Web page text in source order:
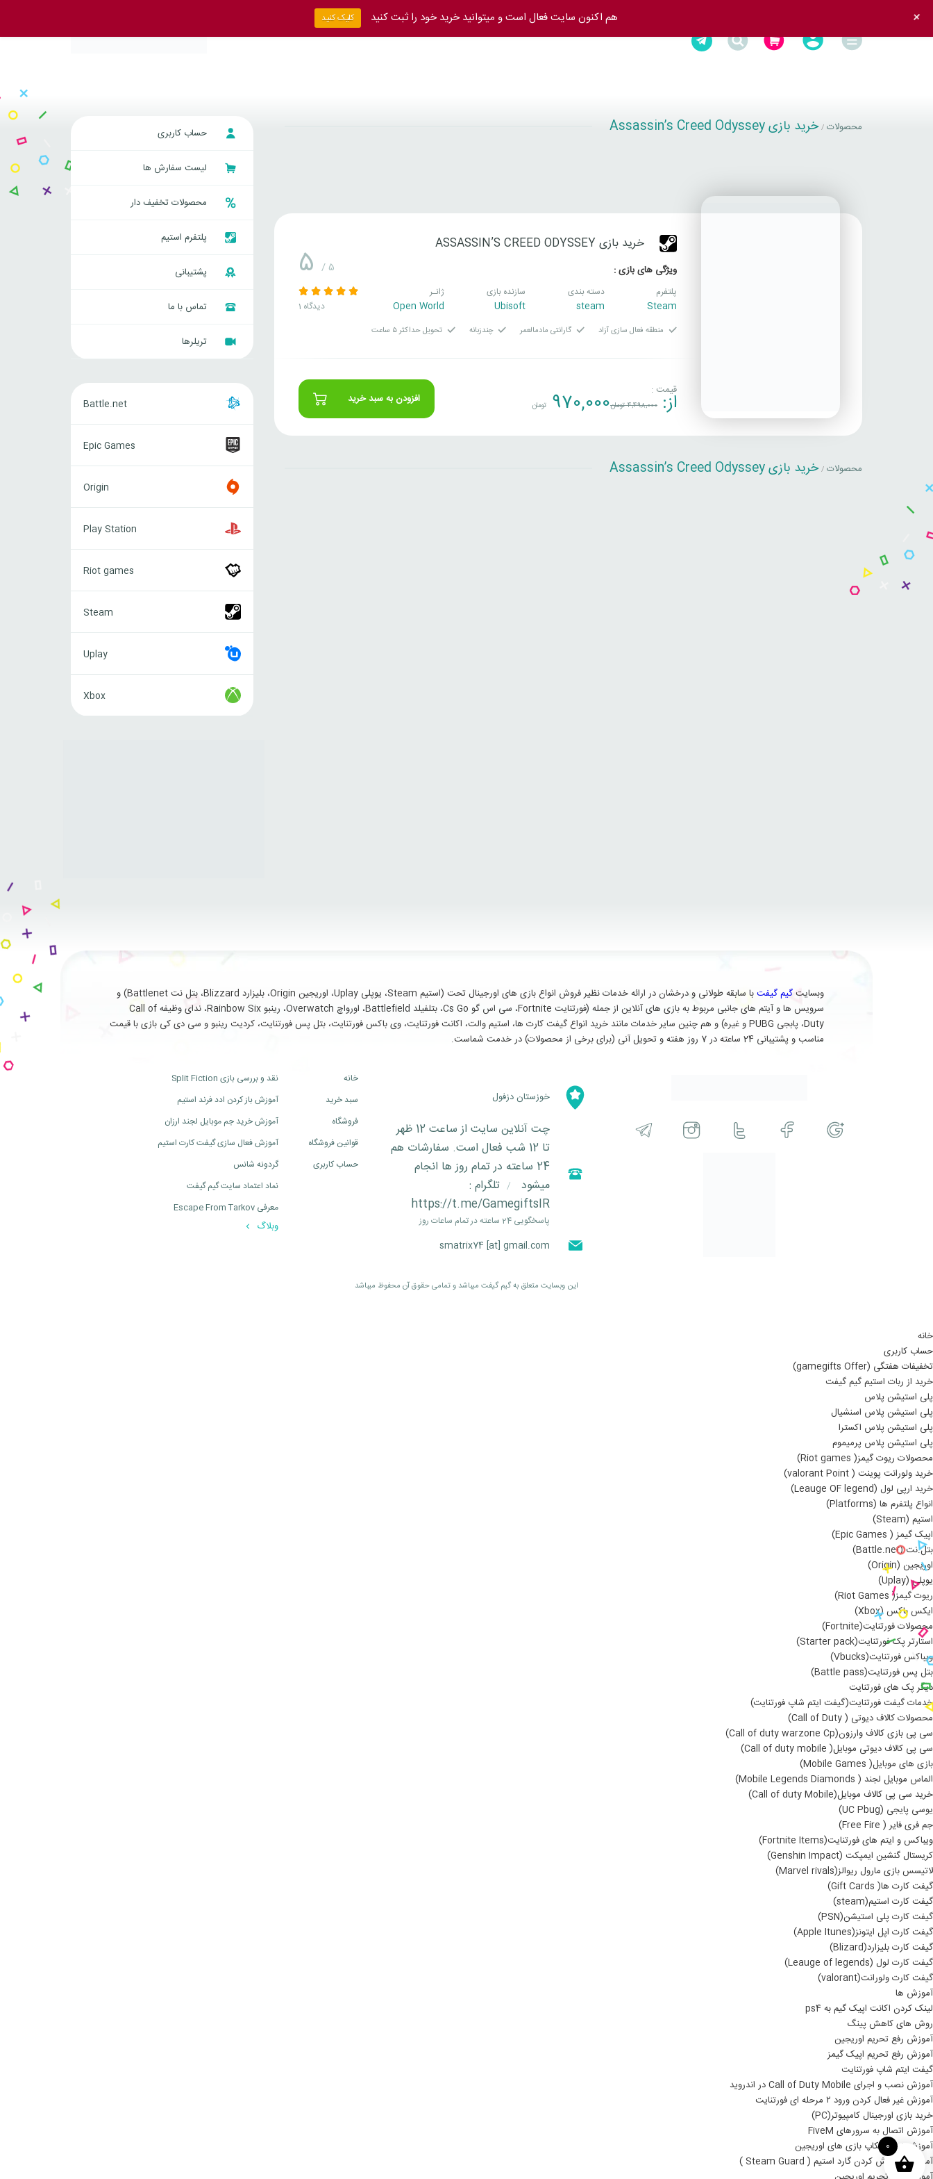
محصولات / خرید بازی Assassin’s Creed Odyssey
خرید بازی ASSASSIN’S CREED ODYSSEY
ویژگی های بازی :
پلتفرم
Steam
دسته بندی
steam
سازنده بازی
Ubisoft
ژانـر
Open World
5 / 5
1 دیدگاه
منطقه فعال سازی آزاد گارانتی مادمالعمر چندزبانه تحویل حداکثر ۵ ساعت
قیمت :
از: 4,498,000تومان970,000 تومان افزودن به سبد خرید
محصولات / خرید بازی Assassin’s Creed Odyssey
حساب کاربری
لیست سفارش ها
محصولات تخفیف دار
پلتفرم استیم
پشتیبانی
تماس با ما
تریلرها
Battle.net
Games
Epic Games
Origin
Station
Play Station
games
Riot games
Steam
Uplay
Xbox
وبسایتگیم گیفت
با سابقه طولانی و درخشان در ارائه خدمات نظیر فروش انواع بازی های اورجینال تحت (استیم Steam، یوپلی Uplay، اوریجین Origin، بلیزارد Blizzard، بتل نت Battlenet) و
سرویس ها و آیتم های جانبی مربوط به بازی های آنلاین از جمله (فورتنایت Fortnite، سی اس گو Cs Go، بتلفیلد Battlefield، اورواچ Overwatch، رینبو Rainbow Six، ندای وظیفه Call of
Duty، پابجی PUBG و غیره) و هم چنین سایر خدمات مانند خرید انواع گیفت کارت ها، استیم والت، اکانت فورتنایت، وی باکس فورتنایت، بتل پس فورتنایت، کردیت رینبو و سی دی کی بازی با قیمت
مناسب و پشتیبانی 24 ساعته در 7 روز هفته و تحویل آنی (برای برخی از محصولات) در خدمت شماست.
خوزستان دزفول
چت آنلاین سایت از ساعت 12 ظهر
تا 12 شب فعال است. سفارشات هم
24 ساعته در تمام روز ها انجام
میشود
/ تلگرام :
https://t.me/GamegiftsIR
پاسخگویی 24 ساعته در تمام ساعات روز
smatrix74 [at] gmail.com
خانه
سبد خرید
فروشگاه
قوانین فروشگاه
حساب کاربری
نقد و بررسی بازی Split Fiction
آموزش باز کردن ادد فرند استیم
آموزش خرید جم موبایل لجند ارزان
آموزش فعال سازی گیفت کارت استیم
گردونه شانس
نماد اعتماد سایت گیم گیفت
معرفی Escape From Tarkov
وبلاگ
اين وبسايت متعلق به گیم گیفت ميباشد و تمامی حقوق آن محفوظ ميباشد
خانه
حساب کاربری
تخفیفات هفتگی (gamegifts Offer)
خرید از ربات استیم گیم گیفت
پلی استیشن پلاس
پلی استیشن پلاس اسنشیال
پلی استیشن پلاس اکسترا
پلی استیشن پلاس پرمیموم
محصولات ریوت گیمز( Riot games)
خرید ولورانت پوینت ( valorant Point)
خرید ارپی لول (Leauge OF legend)
انواع پلتفرم ها (Platforms)
استیم (Steam)
اپیک گیمز ( Epic Games)
بتل.نت (Battle.net)
اوریجین (Origin)
یوپلی (Uplay)
ریوت گیمز( Riot Games)
ایکس باکس (Xbox)
محصولات فورتنایت(Fortnite)
استارتر پک فورتنایت(Starter pack)
ویباکس فورتنایت(Vbucks)
بتل پس فورتنایت(Battle pass)
دیگر پک های فورتنایت
خدمات گیفت فورتنایت(گیفت ایتم شاپ فورتنایت)
محصولات کالاف دیوتی ( Call of Duty)
سی پی بازی کالاف وارزون(Call of duty warzone Cp)
سی پی کالاف دیوتی موبایل( Call of duty mobile)
بازی های موبایل( Mobile Games)
الماس موبایل لجند ( Mobile Legends Diamonds)
خرید سی پی کالاف موبایل(Call of duty Mobile)
یوسی پایجی (UC Pbug)
جم فری فایر ( Free Fire)
ویباکس و ایتم های فورتنایت(Fortnite Items)
کریستال گنشین ایمپکت (Genshin Impact)
لاتیسس بازی مارول ریوالز(Marvel rivals)
گیفت کارت ها( Gift Cards)
گیفت کارت استیم(steam)
گیفت کارت پلی استیشن(PSN)
گیفت کارت اپل ایتونز(Apple Itunes)
گیفت کارت بلیزارد(Blizard)
گیفت کارت لول (Leauge of legends)
گیفت کارت ولورانت(valorant)
آموزش ها
لینک کردن اکانت اپیک گیم به ps4
روش های کاهش پینگ
آموزش رفع تحریم اوریجین
آموزش رفع تحریم اپیک گیمز
گیفت ایتم شاپ فورتنایت
آموزش نصب و اجرای Call of Duty Mobile در اندروید
آموزش غیر فعال کردن ورود ۲ مرحله ای فورتنایت
خرید بازی اورجینال کامپیوتر(PC)
آموزش اتصال به سرورهای FiveM
آموزش نصب بکاپ بازی های اوریجین
آموزش خاموش کردن گارد استیم ( Steam Guard )
هم اکنون سایت فعال است و میتوانید خرید خود را ثبت کنید کلیک کنید +
0